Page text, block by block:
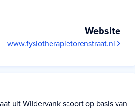
Website
www.fysiotherapietorenstraat.nl
uit Wildervank scoort op basis van